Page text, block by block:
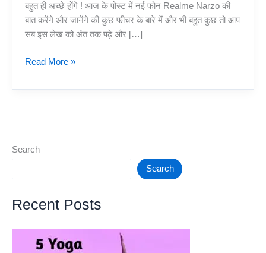
बहुत ही अच्छे होंगे ! आज के पोस्ट में नई फोन Realme Narzo की
बात करेंगे और जानेंगे की कुछ फीचर के बारे में और भी बहुत कुछ तो आप
सब इस लेख को अंत तक पढ़े और […]
Realme
60
India
2023
Specs
Review
Read More »
Search
Search
Recent Posts